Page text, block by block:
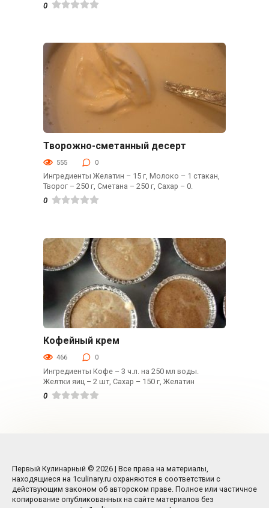
0
Десерты
Творожно-сметанный десерт
555 0
Ингредиенты Желатин – 15 г, Молоко – 1 стакан,
Творог – 250 г, Сметана – 250 г, Сахар – 0.
0
Десерты
Кофейный крем
466 0
Ингредиенты Кофе – 3 ч.л. на 250 мл воды.
Желтки яиц – 2 шт, Сахар – 150 г, Желатин
0
Первый Кулинарный © 2026 | Все права на материалы,
находящиеся на 1culinary.ru охраняются в соответствии с
действующим законом об авторском праве. Полное или частичное
копирование опубликованных на сайте материалов без